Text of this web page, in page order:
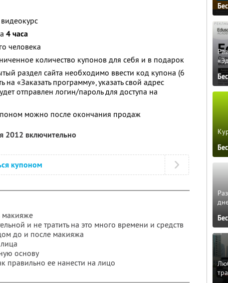
4 часа
человека
количество купонов для себя и в подарок
раздел сайта необходимо ввести код купона (6
на «Заказать программу», указать свой адрес
отправлен логин/пароль для доступа на
можно после окончания продаж
2012 включительно
купоном
макияже
и не тратить на это много времени и средств
до и после макияжа
основу
правильно ее нанести на лицо